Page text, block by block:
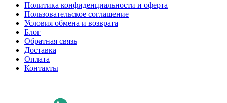
Политика конфиденциальности и оферта
Пользовательское соглашение
Условия обмена и возврата
Блог
Обратная связь
Доставка
Оплата
Контакты